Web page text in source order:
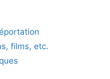
films, etc.